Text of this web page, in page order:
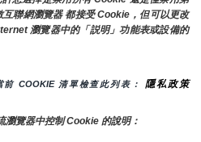
聯網瀏覽器 都接受 Cookie，但可以更改
瀏覽器中的「説明」功能表或設備的
COOKIE 清單檢查此列表： 隱私政策
瀏覽器中控制 Cookie 的說明：